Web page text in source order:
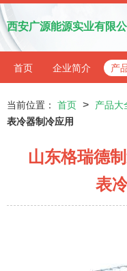
西安广源能源实业有限公
首页 企业简介 产
当前位置： 首页 > 产品大
表冷器制冷应用
山东格瑞德
表